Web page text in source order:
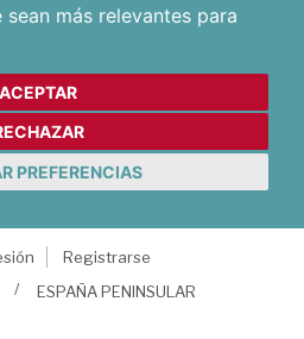
más relevantes para
ACEPTAR
PREFERENCIAS
Registrarse
ESPAÑA PENINSULAR